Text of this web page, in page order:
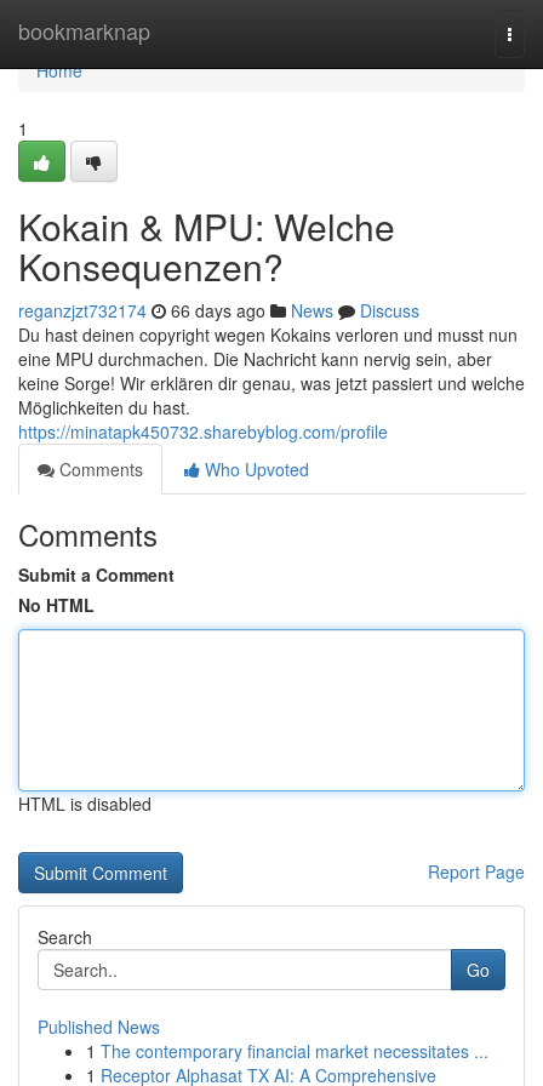
bookmarknap
Home
Home
1
Kokain & MPU: Welche
Konsequenzen?
reganzjzt732174 66 days ago News
Discuss
Du hast deinen copyright wegen Kokains verloren und musst nun
eine MPU durchmachen. Die Nachricht kann nervig sein, aber
keine Sorge! Wir erklären dir genau, was jetzt passiert und welche
Möglichkeiten du hast.
https://minatapk450732.sharebyblog.com/profile
Comments
Who Upvoted
Comments
Submit a Comment
No HTML
HTML is disabled
Report Page
Search
Go
Published News
1 The contemporary financial market necessitates ...
1 Receptor Alphasat TX AI: A Comprehensive